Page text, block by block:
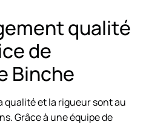
qualité
de
Binche
qualité et la rigueur sont au
Grâce à une équipe de